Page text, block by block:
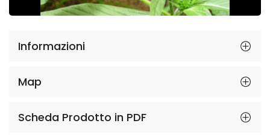
Informazioni
Map
Scheda Prodotto in PDF